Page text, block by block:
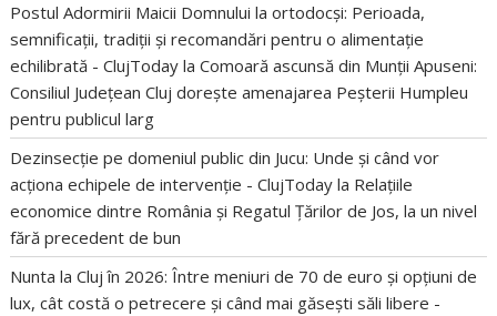
Postul Adormirii Maicii Domnului la ortodocși: Perioada,
semnificații, tradiții și recomandări pentru o alimentație
echilibrată - ClujToday laComoară ascunsă din Munții Apuseni:
Consiliul Județean Cluj dorește amenajarea Peșterii Humpleu
pentru publicul larg
Dezinsecție pe domeniul public din Jucu: Unde și când vor
acționa echipele de intervenție - ClujToday la Relațiile
economice dintre România și Regatul Țărilor de Jos, la un nivel
fără precedent de bun
Nunta la Cluj în 2026: Între meniuri de 70 de euro și opțiuni de
lux, cât costă o petrecere și când mai găsești săli libere -